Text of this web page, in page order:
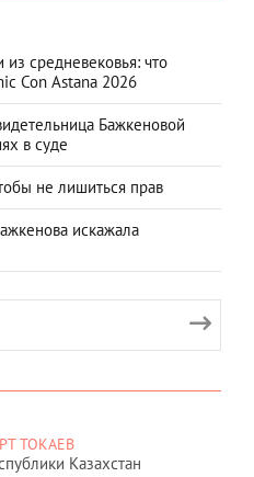
средневековья: что
Con Astana 2026
Бажкеновой
в суде
не лишиться прав
искажала
ТОКАЕВ
Казахстан